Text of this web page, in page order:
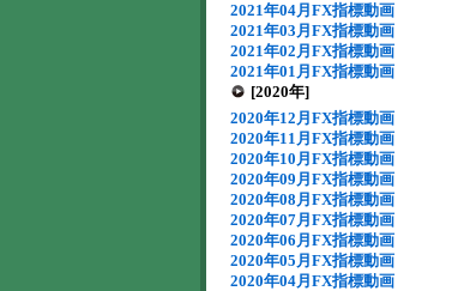
2021年04月FX指標動画
2021年03月FX指標動画
2021年02月FX指標動画
2021年01月FX指標動画
[2020年]
2020年12月FX指標動画
2020年11月FX指標動画
2020年10月FX指標動画
2020年09月FX指標動画
2020年08月FX指標動画
2020年07月FX指標動画
2020年06月FX指標動画
2020年05月FX指標動画
2020年04月FX指標動画